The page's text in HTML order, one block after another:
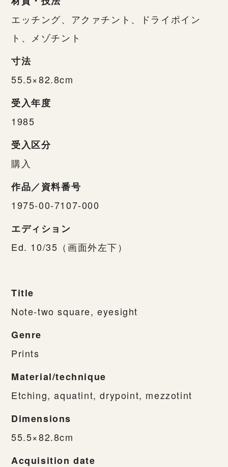
エッチング、アクァチント、ドライポイン
ト、メゾチント
寸法
55.5×82.8cm
受入年度
1985
受入区分
購入
作品／資料番号
1975-00-7107-000
エディション
Ed. 10/35（画面外左下）
Title
Note-two square, eyesight
Genre
Prints
Material/technique
Etching, aquatint, drypoint, mezzotint
Dimensions
55.5×82.8cm
Acquisition date